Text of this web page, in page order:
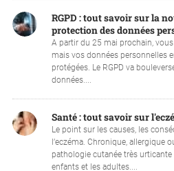
RGPD : tout savoir sur la
protection des données
A partir du 25 mai prochain,
mais vos données personnelles
protégées. Le RGPD va
données....
Santé : tout savoir sur
Le point sur les causes, les
l’eczéma. Chronique, allergique
pathologie cutanée très
enfants et les adultes....